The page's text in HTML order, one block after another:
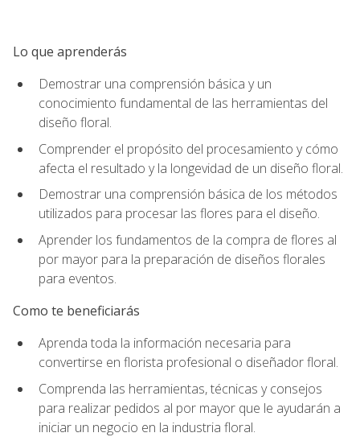
Lo que aprenderás
Demostrar una comprensión básica y un
conocimiento fundamental de las herramientas del
diseño floral.
Comprender el propósito del procesamiento y cómo
afecta el resultado y la longevidad de un diseño floral.
Demostrar una comprensión básica de los métodos
utilizados para procesar las flores para el diseño.
Aprender los fundamentos de la compra de flores al
por mayor para la preparación de diseños florales
para eventos.
Como te beneficiarás
Aprenda toda la información necesaria para
convertirse en florista profesional o diseñador floral.
Comprenda las herramientas, técnicas y consejos
para realizar pedidos al por mayor que le ayudarán a
iniciar un negocio en la industria floral.